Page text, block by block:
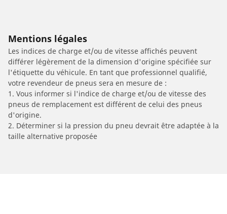
Mentions légales
Les indices de charge et/ou de vitesse affichés peuvent
différer légèrement de la dimension d'origine spécifiée sur
l'étiquette du véhicule. En tant que professionnel qualifié,
votre revendeur de pneus sera en mesure de :
1. Vous informer si l'indice de charge et/ou de vitesse des
pneus de remplacement est différent de celui des pneus
d'origine.
2. Déterminer si la pression du pneu devrait être adaptée à la
taille alternative proposée